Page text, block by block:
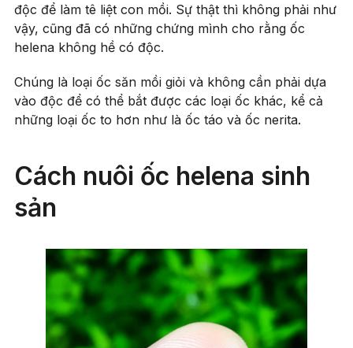
độc để làm tê liệt con mồi. Sự thật thì không phải như
vậy, cũng đã có những chứng mình cho rằng ốc
helena không hề có độc.
Chúng là loại ốc săn mồi giỏi và không cần phải dựa
vào độc để có thể bắt được các loại ốc khác, kể cả
những loại ốc to hơn như là ốc táo và ốc nerita.
Cách nuôi ốc helena sinh
sản